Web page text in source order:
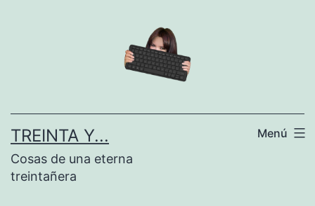
TREINTA Y...
Cosas de una eterna
treintañera
Menú